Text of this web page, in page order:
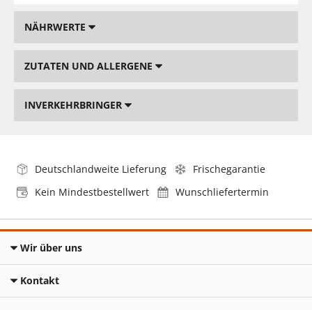
NÄHRWERTE
ZUTATEN UND ALLERGENE
INVERKEHRBRINGER
Deutschlandweite Lieferung
Frischegarantie
Kein Mindestbestellwert
Wunschliefertermin
Wir über uns
Kontakt